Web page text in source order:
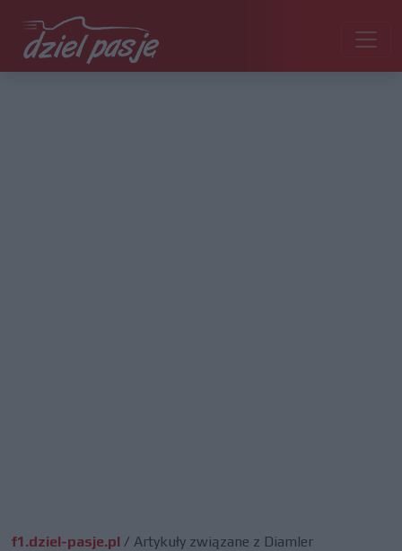
f1.dziel-pasje.pl / Artykuły związane z Diamler